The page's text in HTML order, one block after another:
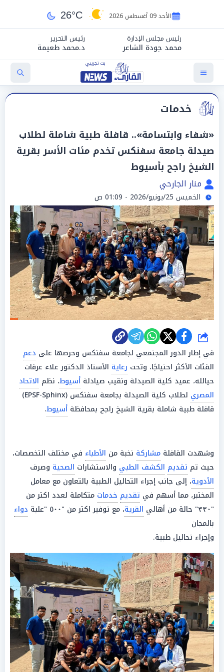
الأحد 09 أغسطس 2026 26°C
رئيس مجلس الإدارة
محمد جودة الشاعر
رئيس التحرير
د.محمد طعيمة
خدمات
«شفاء وابتسامة».. قافلة طبية شاملة لطلاب
صيدلة جامعة سفنكس تخدم مئات الأسر بقرية
الشيخ راجح بأسيوط
منار الجارحي
الخميس 25/يونيو/2026 - 01:09 ص
شارك
في إطار الدور المجتمعي لجامعة سفنكس وحرصها على دعم
الفئات الأكثر احتياجًا، وتحت رعاية الأستاذ الدكتور علاء عرفات
حيالله، عميد كلية الصيدلة ونقيب صيادلة أسيوط، نظم الاتحاد
المصري
لطلاب كلية الصيدلة بجامعة سفنكس (EPSF-Sphinx)
قافلة طبية شاملة بقرية الشيخ راجح بمحافظة أسيوط.
وشهدت القافلة مشاركة نخبة من الأطباء في مختلف التخصصات،
حيث تم تقديم الكشف الطبي والاستشارات الصحية وصرف
الأدوية، إلى جانب إجراء التحاليل الطبية بالتعاون مع معامل
المختبر، مما أسهم في تقديم خدمات متكاملة لعدد اكتر من
"٣٣٠" حالة من أهالي
القرية، مع توفير اكتر من "٥٠٠ "علبة
دواء
بالمجان
وإجراء تحاليل طبية.